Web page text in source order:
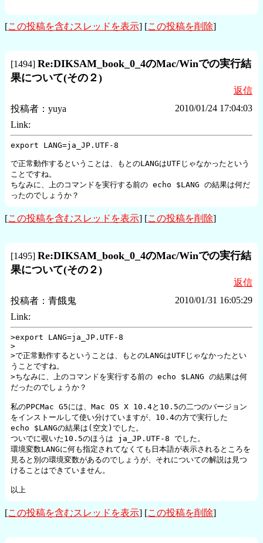
[この投稿を含むスレッドを表示] [この投稿を削除]
[1494] Re:DIKSAM_book_0_4のMac/Winでの実行結
果について(その２)
返信
投稿者： yuya
2010/01/24 17:04:03
Link:
export LANG=ja_JP.UTF-8
で正常動作するということは、もとのLANGはUTFじゃなかったという
ことですね。
ちなみに、上のコマンドを実行する前の echo $LANG の結果は何だ
ったのでしょうか？
[この投稿を含むスレッドを表示] [この投稿を削除]
[1495] Re:DIKSAM_book_0_4のMac/Winでの実行結
果について(その２)
返信
投稿者： 青餓鬼
2010/01/31 16:05:29
Link:
>export LANG=ja_JP.UTF-8
>
>で正常動作するということは、もとのLANGはUTFじゃなかったとい
うことですね。
>ちなみに、上のコマンドを実行する前の echo $LANG の結果は何
だったのでしょうか？
私のPPCMac G5には、Mac OS X 10.4と10.5の二つのバージョン
をインストールして使い分けていますが、10.4の方で実行した
echo $LANGの結果は(空文)でした。
ついでに覗いた10.5のほうは ja_JP.UTF-8 でした。
環境変数LANGに何も指定されてなくても日本語が表示されるところを
見ると別の環境変数があるのでしょうが、それについての解説は見つ
けることはできていません。
以上
[この投稿を含むスレッドを表示] [この投稿を削除]